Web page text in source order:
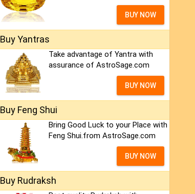
BUY NOW
Buy Yantras
Take advantage of Yantra with
assurance of AstroSage.com
BUY NOW
Buy Feng Shui
Bring Good Luck to your Place with
Feng Shui.from AstroSage.com
BUY NOW
Buy Rudraksh